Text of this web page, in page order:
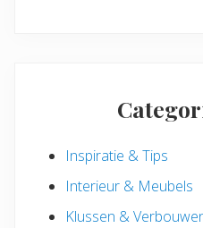
Inspiratie & Tips
Interieur & Meubels
Klussen &